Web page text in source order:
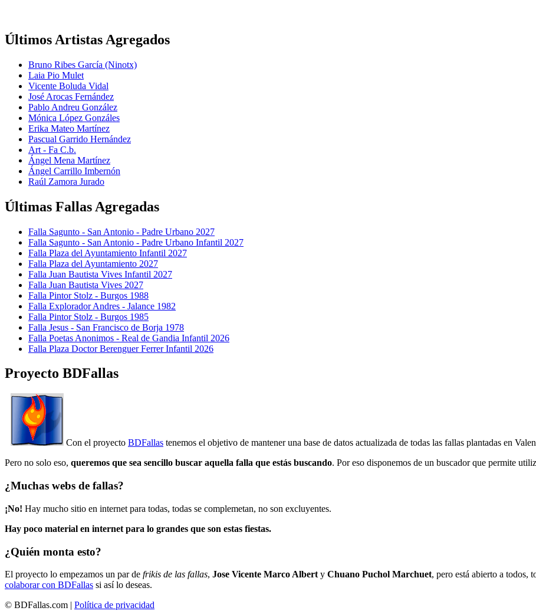
Últimos Artistas Agregados
Bruno Ribes García (Ninotx)
Laia Pio Mulet
Vicente Boluda Vidal
José Arocas Fernández
Pablo Andreu González
Mónica López Gonzáles
Erika Mateo Martínez
Pascual Garrido Hernández
Art - Fa C.b.
Ángel Mena Martínez
Ángel Carrillo Imbernón
Raúl Zamora Jurado
Últimas Fallas Agregadas
Falla Sagunto - San Antonio - Padre Urbano 2027
Falla Sagunto - San Antonio - Padre Urbano Infantil 2027
Falla Plaza del Ayuntamiento Infantil 2027
Falla Plaza del Ayuntamiento 2027
Falla Juan Bautista Vives Infantil 2027
Falla Juan Bautista Vives 2027
Falla Pintor Stolz - Burgos 1988
Falla Explorador Andres - Jalance 1982
Falla Pintor Stolz - Burgos 1985
Falla Jesus - San Francisco de Borja 1978
Falla Poetas Anonimos - Real de Gandia Infantil 2026
Falla Plaza Doctor Berenguer Ferrer Infantil 2026
Proyecto BDFallas
Con el proyecto BDFallas tenemos el objetivo de mantener una base de datos actualizada de todas las fallas plantadas en
Pero no solo eso, queremos que sea sencillo buscar aquella falla que estás buscando. Por eso disponemos de un buscador que permite
¿Muchas webs de fallas?
¡No! Hay mucho sitio en internet para todas, todas se complemetan, no son excluyentes.
Hay poco material en internet para lo grandes que son estas fiestas.
¿Quién monta esto?
El proyecto lo empezamos un par de frikis de las fallas, Jose Vicente Marco Albert y Chuano Puchol Marchuet, pero está abierto a todos,
colaborar con BDFallas si así lo deseas.
© BDFallas.com | Política de privacidad